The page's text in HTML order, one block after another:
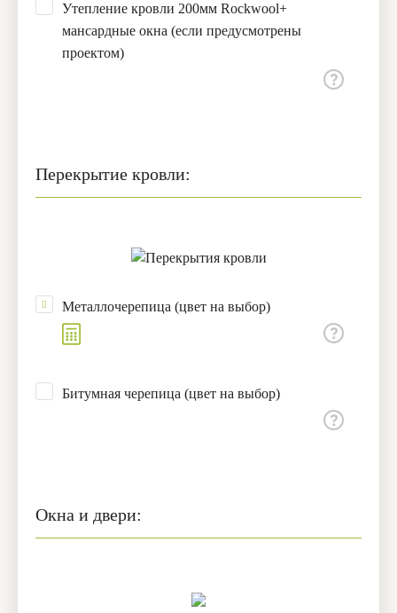
Утепление кровли 200мм Rockwool+
мансардные окна (если предусмотрены
проектом)
Перекрытие кровли:
Металлочерепица (цвет на выбор)
Битумная черепица (цвет на выбор)
Окна и двери: